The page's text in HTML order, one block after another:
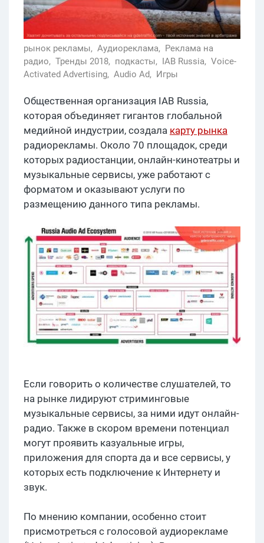
рынок рекламы, Аудиореклама, Реклама на
радио, Тренды 2018, подкасты, IAB Russia, Voice-
Activated Advertising, Audio Ad, Игры
Общественная организация IAB Russia,
которая объединяет гигантов глобальной
медийной индустрии, создала карту рынка
радиорекламы. Около 70 площадок, среди
которых радиостанции, онлайн-кинотеатры и
музыкальные сервисы, уже работают с
форматом и оказывают услуги по
размещению данного типа рекламы.
Если говорить о количестве слушателей, то
на рынке лидируют стриминговые
музыкальные сервисы, за ними идут онлайн-
радио. Также в скором времени потенциал
могут проявить казуальные игры,
приложения для спорта да и все сервисы, у
которых есть подключение к Интернету и
звук.
По мнению компании, особенно стоит
присмотреться с голосовой аудиорекламе